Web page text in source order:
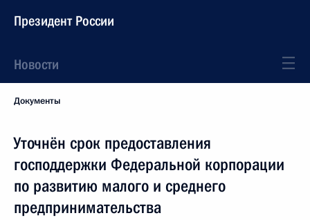
Президент России
Новости
Документы
Уточнён срок предоставления
господдержки Федеральной корпорации
по развитию малого и среднего
предпринимательства